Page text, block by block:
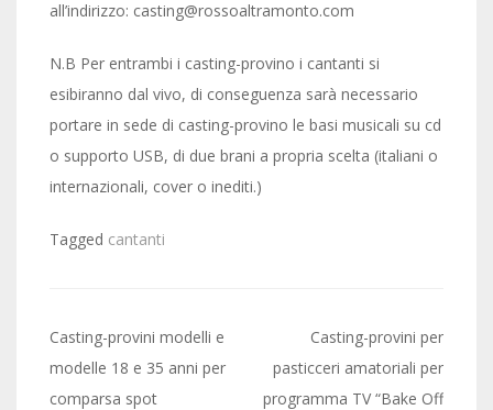
all’indirizzo: casting@rossoaltramonto.com
N.B Per entrambi i casting-provino i cantanti si
esibiranno dal vivo, di conseguenza sarà necessario
portare in sede di casting-provino le basi musicali su cd
o supporto USB, di due brani a propria scelta (italiani o
internazionali, cover o inediti.)
Tagged cantanti
Post
navigation
Casting-provini modelli e
modelle 18 e 35 anni per
comparsa spot
Casting-provini per
pasticceri amatoriali per
programma TV “Bake Off